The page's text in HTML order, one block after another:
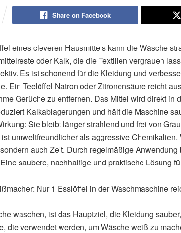
Share on Facebook
eines cleveren Hausmittels kann die Wäsche
oder Kalk, die die Textilien vergrauen
Es ist schonend für die Kleidung und
Ein Teelöffel Natron oder Zitronensäure reicht
Gerüche zu entfernen. Das Mittel wird direkt in
Kalkablagerungen und hält die Maschine
Sie bleibt länger strahlend und frei von
umweltfreundlicher als aggressive Chemikalien.
auch Zeit. Durch regelmäßige
saubere, nachhaltige und praktische Lösung
Nur 1 Esslöffel in der Waschmaschine
waschen, ist das Hauptziel, die Kleidung
die verwendet werden, um Wäsche weiß zu